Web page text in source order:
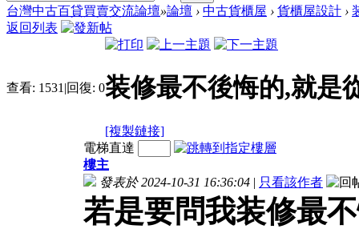
台灣中古百貸買賣交流論壇»論壇 › 中古貨櫃屋 › 貨櫃屋設計 ›
返回列表
查看: 1531 |回復: 0装修最不後悔的,就是
[複製鏈接]
電梯直達
樓主
發表於 2024-10-31 16:36:04 | 只看該作者
若是要問我装修最